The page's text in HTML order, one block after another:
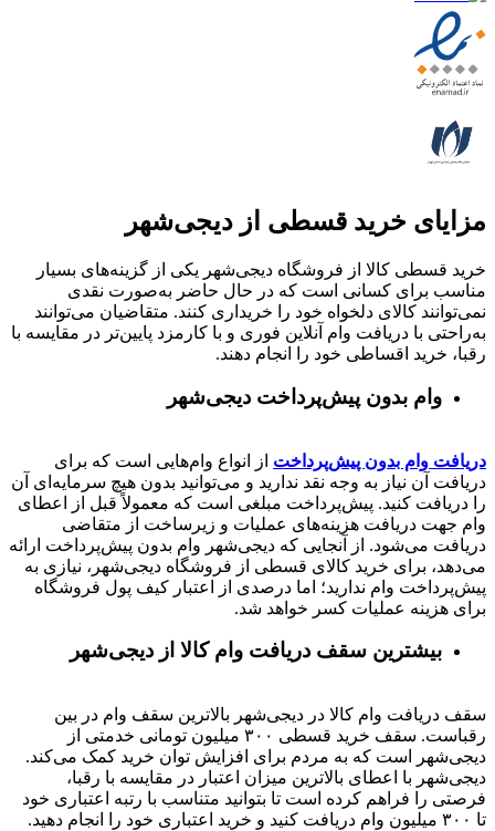
مزایای خرید قسطی از دیجی‌شهر
خرید قسطی کالا از فروشگاه دیجی‌شهر یکی از گزینه‌های بسیار
مناسب برای کسانی است که در حال حاضر به‌صورت نقدی
نمی‌توانند کالای دلخواه خود را خریداری کنند. متقاضیان می‌توانند
به‌راحتی با دریافت وام آنلاین فوری و با کارمزد پایین‌تر در مقایسه با
رقبا، خرید اقساطی خود را انجام دهند.
وام بدون پیش‌پرداخت‌ دیجی‌شهر
دریافت وام بدون پیش‌پرداخت از انواع وام‌هایی است که برای
دریافت آن نیاز به وجه نقد ندارید و می‌توانید بدون هیچ سرمایه‌ای آن
را دریافت کنید. پیش‌پرداخت مبلغی است که معمولاً قبل از اعطای
وام جهت دریافت هزینه‌های عملیات و زیرساخت از متقاضی
دریافت می‌شود. از آنجایی که دیجی‌شهر وام بدون پیش‌پرداخت ارائه
می‌دهد، برای خرید کالای قسطی از فروشگاه دیجی‌شهر، نیازی به
پیش‌پرداخت وام ندارید؛ اما درصدی از اعتبار کیف پول فروشگاه
برای هزینه عملیات کسر خواهد شد.
بیشترین سقف دریافت وام کالا از دیجی‌شهر
سقف دریافت وام کالا در دیجی‌شهر بالاترین سقف وام در بین
رقباست. سقف خرید قسطی ۳۰۰ میلیون تومانی خدمتی از
دیجی‌شهر است که به مردم برای افزایش توان خرید کمک می‌کند.
دیجی‌شهر با اعطای بالاترین میزان اعتبار در مقایسه با رقبا،
فرصتی را فراهم کرده است تا بتوانید متناسب با رتبه اعتباری خود
تا ۳۰۰ میلیون وام دریافت کنید و خرید اعتباری خود را انجام دهید.